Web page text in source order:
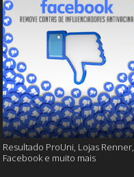
Resultado ProUni, Lojas Renner,
Facebook e muito mais